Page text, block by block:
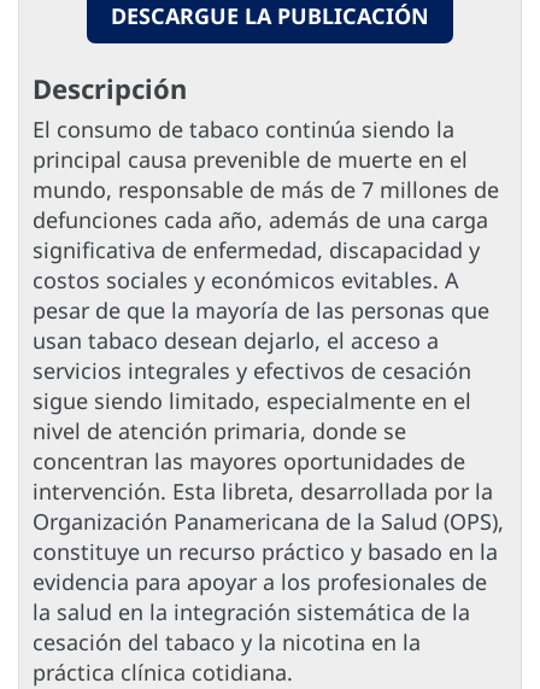
DESCARGUE LA PUBLICACIÓN
Descripción
El consumo de tabaco continúa siendo la
principal causa prevenible de muerte en el
mundo, responsable de más de 7 millones de
defunciones cada año, además de una carga
significativa de enfermedad, discapacidad y
costos sociales y económicos evitables. A
pesar de que la mayoría de las personas que
usan tabaco desean dejarlo, el acceso a
servicios integrales y efectivos de cesación
sigue siendo limitado, especialmente en el
nivel de atención primaria, donde se
concentran las mayores oportunidades de
intervención. Esta libreta, desarrollada por la
Organización Panamericana de la Salud (OPS),
constituye un recurso práctico y basado en la
evidencia para apoyar a los profesionales de
la salud en la integración sistemática de la
cesación del tabaco y la nicotina en la
práctica clínica cotidiana.